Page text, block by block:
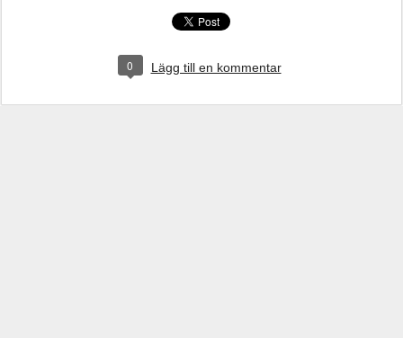
0 Lägg till en kommentar